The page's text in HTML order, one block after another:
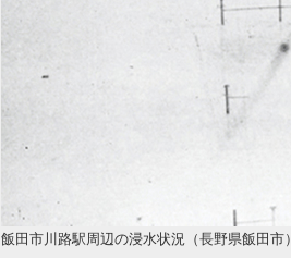
飯田市川路駅周辺の浸水状況（長野県飯田市